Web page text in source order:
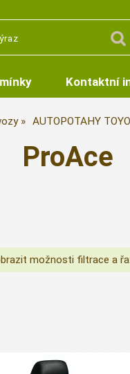
Kontaktní
AUTOPOTAHY
ProAce